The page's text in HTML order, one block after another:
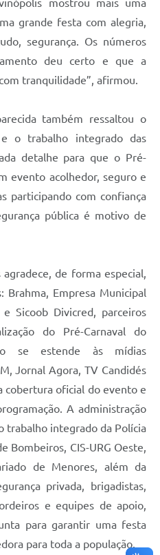
grande festa com alegria,
segurança. Os números
deu certo e que a
tranquilidade”, afirmou.
também ressaltou o
o trabalho integrado das
detalhe para que o Pré-
evento acolhedor, seguro e
participando com confiança
pública é motivo de
de forma especial,
Brahma, Empresa Municipal
Sicoob Divicred, parceiros
do Pré-Carnaval do
se estende às mídias
Jornal Agora, TV Candidés
cobertura oficial do evento e
A administração
trabalho integrado da Polícia
Bombeiros, CIS-URG Oeste,
de Menores, além da
privada, brigadistas,
e equipes de apoio,
para garantir uma festa
para toda a população.